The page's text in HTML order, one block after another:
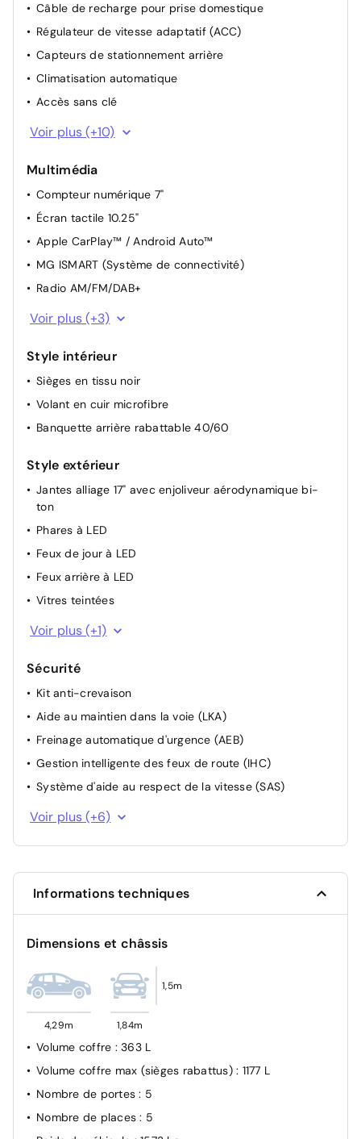
Câble de recharge pour prise domestique
Régulateur de vitesse adaptatif (ACC)
Capteurs de stationnement arrière
Climatisation automatique
Accès sans clé
Maintien automatique à l'arrêt (Autohold)
Rétroviseurs extérieurs chauffants
Capteur de luminosité
Démarrage automatique (pédale de frein enfoncée)
Fonction "One-Pedal"
Système de récupération d'énergie cinétique (KERS)
Prise 12V
Volant réglable en hauteur et profondeur
borne publique (43 kW)
Voir plus (+10)
Multimédia
Compteur numérique 7"
Écran tactile 10.25"
Apple CarPlay™ / Android Auto™
MG ISMART (Système de connectivité)
Radio AM/FM/DAB+
4 haut-parleurs
Système Bluetooth
Voir plus (+3)
Style intérieur
Sièges en tissu noir
Volant en cuir microfibre
Banquette arrière rabattable 40/60
Style extérieur
Jantes alliage 17" avec enjoliveur aérodynamique bi-
ton
Phares à LED
Feux de jour à LED
Feux arrière à LED
Vitres teintées
Calandre à volets actifs (AGS)
Voir plus (+1)
Sécurité
Kit anti-crevaison
Aide au maintien dans la voie (LKA)
Freinage automatique d'urgence (AEB)
Gestion intelligente des feux de route (IHC)
Système d'aide au respect de la vitesse (SAS)
Aide à la conduite dans les embouteillages (TJA)
Airbags frontaux, latéraux et rideaux
inférieur
Voir plus (+6)
Informations techniques
Dimensions et châssis
4,29m 1,84m
1,5m
Volume coffre : 363 L
Volume coffre max (sièges rabattus) : 1177 L
Nombre de portes: 5
Nombre de places: 5